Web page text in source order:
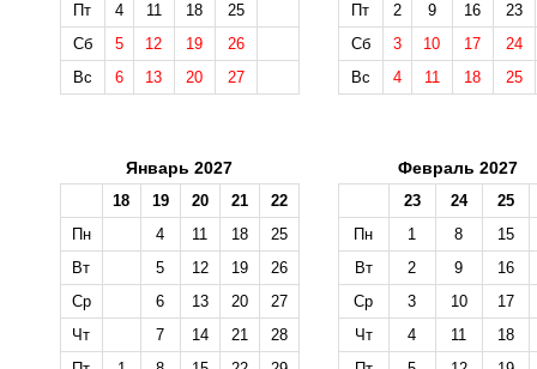
Пт
4 11 18
25
Сб
5 12 19
26
Вс
6 13 20 27
Пт
2 9 16
23
Сб
3 10 17
24
Вс
4 11 18 25
Январь 2027
18 19 20 21
22
Пн
4 11 18
25
Вт
5 12 19
26
Ср
6 13 20
27
Чт
7 14 21
28
Февраль 2027
23 24
25
Пн
1 8
15
Вт
2 9
16
Ср
3 10
17
Чт
4 11
18